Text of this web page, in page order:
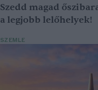
Szedd magad
a legjobb lelőhelyek!
SZEMLE